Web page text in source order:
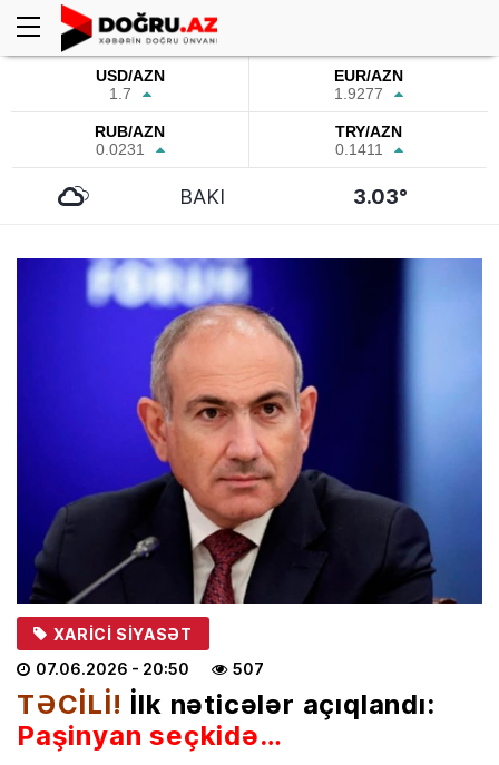
USD/AZN
1.7
EUR/AZN
1.9277
RUB/AZN
0.0231
TRY/AZN
0.1411
BAKI 3.03°
XARICI SIYASƏT
07.06.2026 - 20:50 507
TƏCİLİ! İlk nəticələr açıqlandı:
Paşinyan seçkidə…